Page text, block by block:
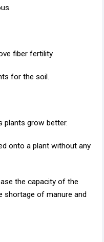
fiber fertility.
for the soil.
plants grow better.
onto a plant without any
the capacity of the
shortage of manure and